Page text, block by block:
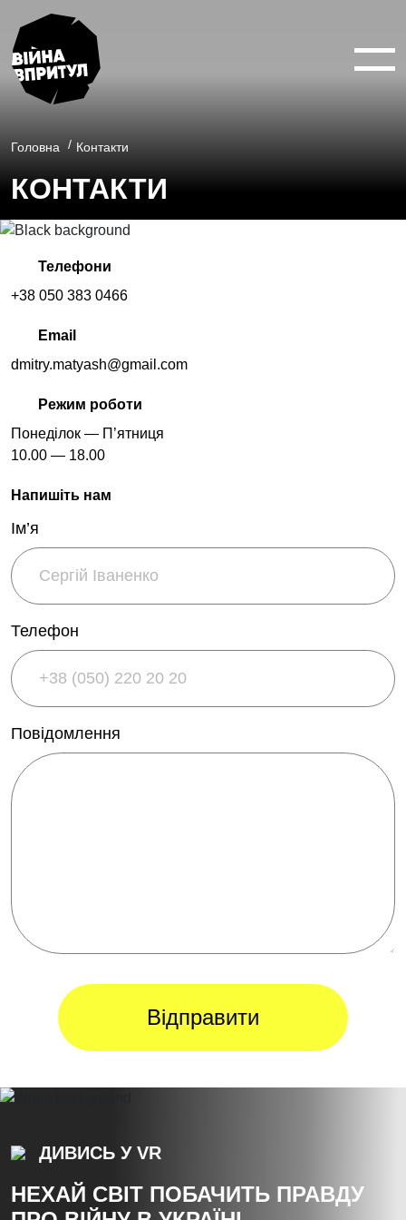
ВІЙНА У 360°
ПРО ПРОЕКТ
НОВИНИ
youtube
twitter
instagram
EN
Головна Контакти
КОНТАКТИ
Телефони
+38 050 383 0466
Email
dmitry.matyash@gmail.com
Режим роботи
Понеділок — П’ятниця
10.00 — 18.00
Напишіть нам
Ім’я
Телефон
Повідомлення
ДИВИСЬ У VR
НЕХАЙ СВІТ ПОБАЧИТЬ ПРАВДУ